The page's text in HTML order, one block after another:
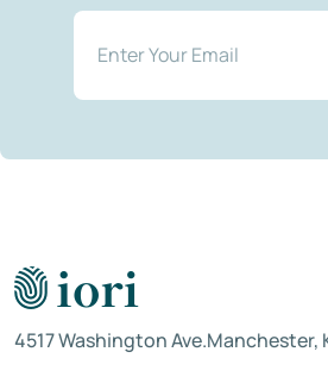
4517 Washington